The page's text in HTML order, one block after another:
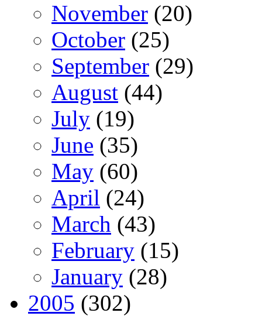
November (20)
October (25)
September (29)
August (44)
July (19)
June (35)
May (60)
April (24)
March (43)
February (15)
January (28)
2005 (302)